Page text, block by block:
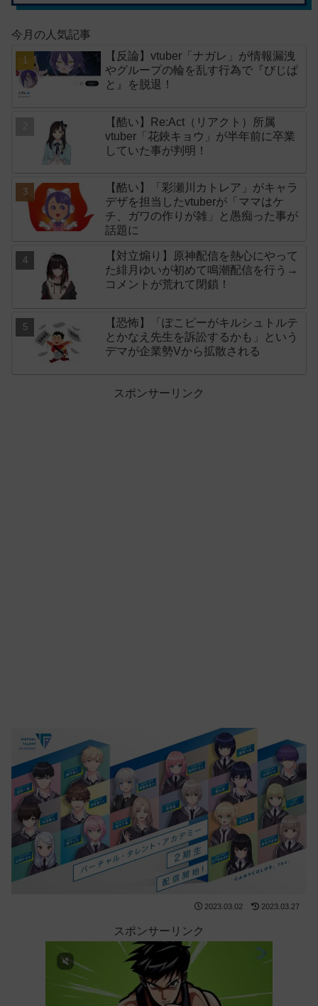
今月の人気記事
【反論】vtuber「ナガレ」が情報漏洩
やグループの輪を乱す行為で『びじぱ
と』を脱退！
【酷い】Re:Act（リアクト）所属
vtuber「花鋏キョウ」が半年前に卒業
していた事が判明！
【酷い】「彩瀬川カトレア」がキャラ
デザを担当したvtuberが「ママはケ
チ、ガワの作りが雑」と愚痴った事が
話題に
【対立煽り】原神配信を熱心にやって
た緋月ゆいが初めて鳴潮配信を行う→
コメントが荒れて閉鎖！
【恐怖】「ぽこピーがキルシュトルテ
とかなえ先生を訴訟するかも」という
デマが企業勢Vから拡散される
スポンサーリンク
2023.03.02 2023.03.27
スポンサーリンク